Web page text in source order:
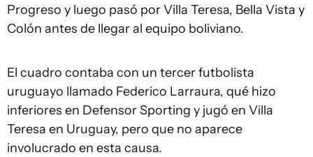
Progreso y luego pasó por Villa Teresa, Bella Vista y
Colón antes de llegar al equipo boliviano.
El cuadro contaba con un tercer futbolista
uruguayo llamado Federico Larraura, qué hizo
inferiores en Defensor Sporting y jugó en Villa
Teresa en Uruguay, pero que no aparece
involucrado en esta causa.